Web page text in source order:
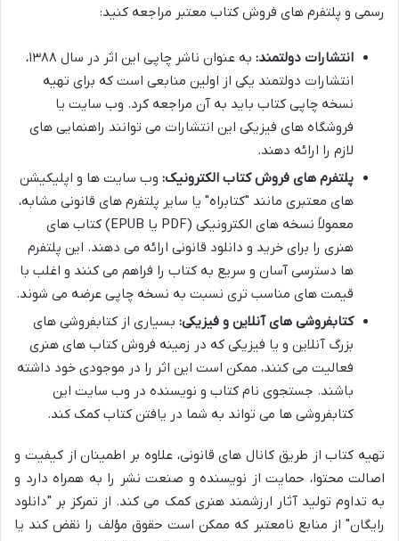
رسمی و پلتفرم های فروش کتاب معتبر مراجعه کنید:
انتشارات دولتمند:
به عنوان ناشر چاپی این اثر در سال ۱۳۸۸،
انتشارات دولتمند یکی از اولین منابعی است که برای تهیه
نسخه چاپی کتاب باید به آن مراجعه کرد. وب سایت یا
فروشگاه های فیزیکی این انتشارات می توانند راهنمایی های
لازم را ارائه دهند.
پلتفرم های فروش کتاب الکترونیک: وب سایت ها و اپلیکیشن
های معتبری مانند "کتابراه" یا سایر پلتفرم های قانونی مشابه،
معمولاً نسخه های الکترونیکی (PDF یا EPUB) کتاب های
هنری را برای خرید و دانلود قانونی ارائه می دهند. این پلتفرم
ها دسترسی آسان و سریع به کتاب را فراهم می کنند و اغلب با
قیمت های مناسب تری نسبت به نسخه چاپی عرضه می شوند.
کتابفروشی های آنلاین و فیزیکی: بسیاری از کتابفروشی های
بزرگ آنلاین و یا فیزیکی که در زمینه فروش کتاب های هنری
فعالیت می کنند، ممکن است این اثر را در موجودی خود داشته
باشند. جستجوی نام کتاب و نویسنده در وب سایت این
کتابفروشی ها می تواند به شما در یافتن کتاب کمک کند.
تهیه کتاب از طریق کانال های قانونی، علاوه بر اطمینان از کیفیت و
اصالت محتوا، حمایت از نویسنده و صنعت نشر را به همراه دارد و
به تداوم تولید آثار ارزشمند هنری کمک می کند. از تمرکز بر "دانلود
رایگان" از منابع نامعتبر که ممکن است حقوق مؤلف را نقض کند یا